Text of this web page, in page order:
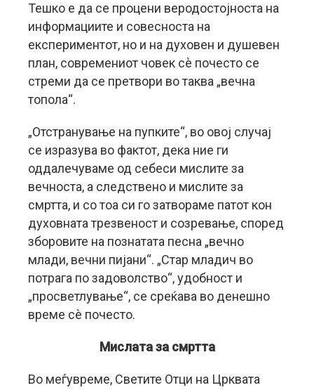
Тешко е да се процени веродостојноста на
информациите и совесноста на
експериментот, но и на духовен и душевен
план, современиот човек сè почесто се
стреми да се претвори во таква „вечна
топола“.
„Отстранување на пупките“, во овој случај
се изразува во фактот, дека ние ги
оддалечуваме од себеси мислите за
вечноста, а следствено и мислите за
смртта, и со тоа си го затвораме патот кон
духовната трезвеност и созревање, според
зборовите на познатата песна „вечно
млади, вечни пијани“. „Стар младич во
потрага по задоволство“, удобност и
„просветлување“, се среќава во денешно
време сè почесто.
Мислата за смртта
Во меѓувреме, Светите Отци на Црквата